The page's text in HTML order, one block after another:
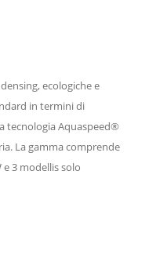
ecologiche e
in termini di
tecnologia Aquaspeed®
La gamma comprende
3 modellis solo